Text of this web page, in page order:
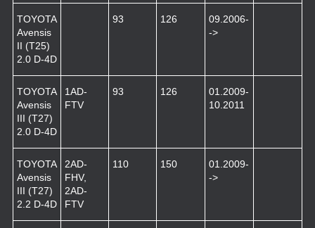
TOYOTA
Avensis
II (T25)
2.0 D-4D
93 126
09.2006-
->
TOYOTA
Avensis
III (T27)
2.0 D-4D
1AD-
FTV
93 126
01.2009-
10.2011
TOYOTA
Avensis
III (T27)
2.2 D-4D
2AD-
FHV,
2AD-
FTV
110 150
01.2009-
->